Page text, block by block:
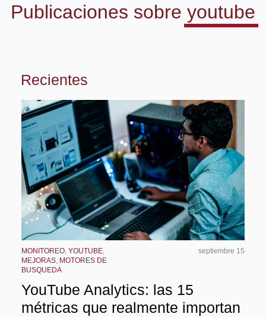
Publicaciones sobre youtube
Recientes
MONITOREO, YOUTUBE,
MEJORAS, MOTORES DE
BUSQUEDA
septiembre 15
YouTube Analytics: las 15
métricas que realmente importan